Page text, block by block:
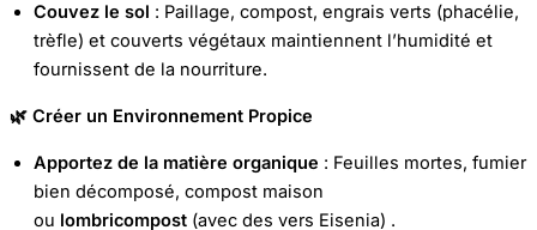
Couvez le sol : Paillage, compost, engrais verts (phacélie,
trèfle) et couverts végétaux maintiennent l’humidité et
fournissent de la nourriture.
🌿 Créer un Environnement Propice
Apportez de la matière organique : Feuilles mortes, fumier
bien décomposé, compost maison
ou lombricompost (avec des vers Eisenia) .